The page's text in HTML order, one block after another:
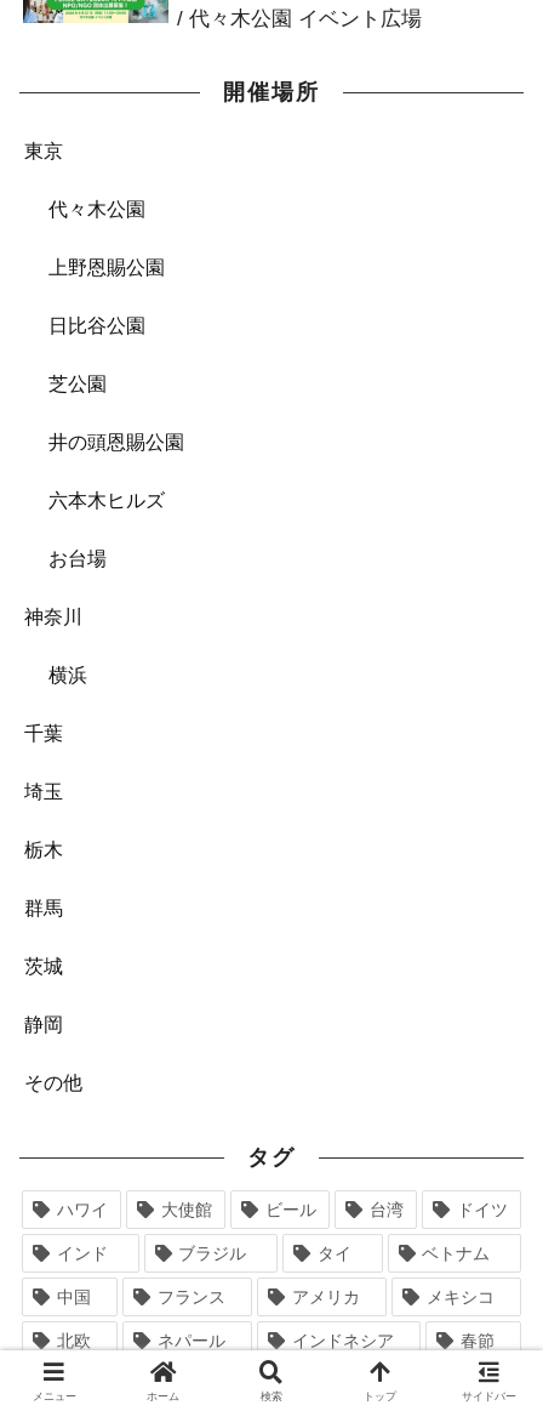
/ 代々木公園 イベント広場
開催場所
東京
代々木公園
上野恩賜公園
日比谷公園
芝公園
井の頭恩賜公園
六本木ヒルズ
お台場
神奈川
横浜
千葉
埼玉
栃木
群馬
茨城
静岡
その他
タグ
ハワイ 大使館 ビール 台湾 ドイツ
インド ブラジル タイ ベトナム
中国 フランス アメリカ メキシコ
北欧 ネパール インドネシア 春節
イスラム スリランカ
メニュー ホーム 検索 トップ サイドバー